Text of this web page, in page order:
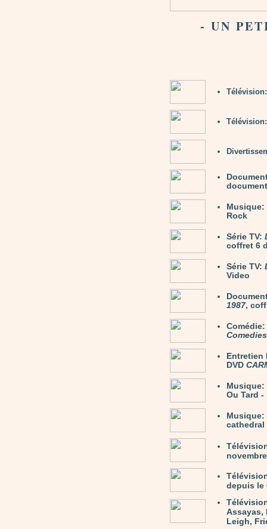
- UN
Musique:
Rock
Série TV:
coffret 6
Série TV:
Video
1987,
Comédie:
Entretien
DVD
Musique:
Ou Tard -
Musique:
cathedral
depuis le
Assayas,
Leigh,